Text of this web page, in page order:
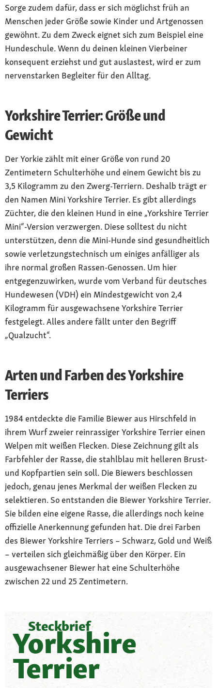
Sorge zudem dafür, dass er sich möglichst früh an
Menschen jeder Größe sowie Kinder und Artgenossen
gewöhnt. Zu dem Zweck eignet sich zum Beispiel eine
Hundeschule. Wenn du deinen kleinen Vierbeiner
konsequent erziehst und gut auslastest, wird er zum
nervenstarken Begleiter für den Alltag.
Yorkshire Terrier: Größe und
Gewicht
Der Yorkie zählt mit einer Größe von rund 20
Zentimetern Schulterhöhe und einem Gewicht bis zu
3,5 Kilogramm zu den Zwerg-Terriern. Deshalb trägt er
den Namen Mini Yorkshire Terrier. Es gibt allerdings
Züchter, die den kleinen Hund in eine „Yorkshire Terrier
Mini“-Version verzwergen. Diese solltest du nicht
unterstützen, denn die Mini-Hunde sind gesundheitlich
sowie verletzungstechnisch um einiges anfälliger als
ihre normal großen Rassen-Genossen. Um hier
entgegenzuwirken, wurde vom Verband für deutsches
Hundewesen (VDH) ein Mindestgewicht von 2,4
Kilogramm für ausgewachsene Yorkshire Terrier
festgelegt. Alles andere fällt unter den Begriff
„Qualzucht“.
Arten und Farben des Yorkshire
Terriers
1984 entdeckte die Familie Biewer aus Hirschfeld in
ihrem Wurf zweier reinrassiger Yorkshire Terrier einen
Welpen mit weißen Flecken. Diese Zeichnung gilt als
Farbfehler der Rasse, die stahlblau mit helleren Brust-
und Kopfpartien sein soll. Die Biewers beschlossen
jedoch, genau jenes Merkmal der weißen Flecken zu
selektieren. So entstanden die Biewer Yorkshire Terrier.
Sie bilden eine eigene Rasse, die allerdings noch keine
offizielle Anerkennung gefunden hat. Die drei Farben
des Biewer Yorkshire Terriers – Schwarz, Gold und Weiß
– verteilen sich gleichmäßig über den Körper. Ein
ausgewachsener Biewer hat eine Schulterhöhe
zwischen 22 und 25 Zentimetern.
Steckbrief
Yorkshire
Terrier